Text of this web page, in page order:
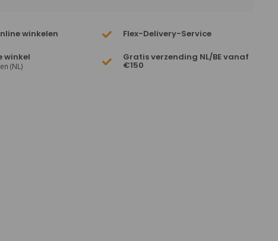
winkelen Flex-Delivery-Service
winkel
(NL)
Gratis verzending NL/BE vanaf
€150